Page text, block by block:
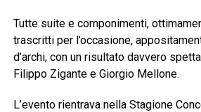
Tutte suite e componimenti,
trascritti per l’occasione,
d’archi, con un risultato davvero
Filippo Zigante e Giorgio Mellone.
L’evento rientrava nella Stagione